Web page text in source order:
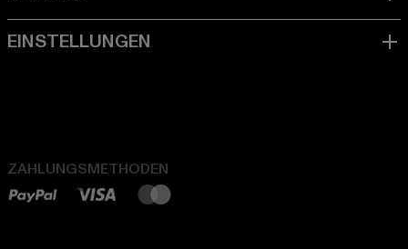
ZAHLUNGSMETHODEN